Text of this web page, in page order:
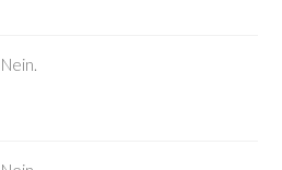
Nein.